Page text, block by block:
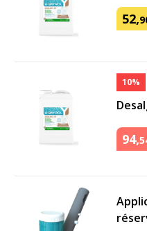
52,
10%
94,